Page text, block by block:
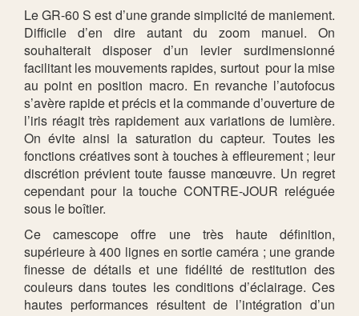
Le GR-60 S est d’une grande simplicité de maniement.
Difficile d’en dire autant du zoom manuel. On
souhaiterait disposer d’un levier surdimensionné
facilitant les mouvements rapides, surtout pour la mise
au point en position macro. En revanche l’autofocus
s’avère rapide et précis et la commande d’ouverture de
l’iris réagit très rapidement aux variations de lumière.
On évite ainsi la saturation du capteur. Toutes les
fonctions créatives sont à touches à effleurement ; leur
discrétion prévient toute fausse manœuvre. Un regret
cependant pour la touche CONTRE-JOUR reléguée
sous le boîtier.
Ce camescope offre une très haute définition,
supérieure à 400 lignes en sortie caméra ; une grande
finesse de détails et une fidélité de restitution des
couleurs dans toutes les conditions d’éclairage. Ces
hautes performances résultent de l’intégration d’un